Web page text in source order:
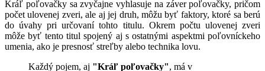
Kráľ poľovačky sa zvyčajne vyhlasuje na záver poľovačky, pričom
počet ulovenej zveri, ale aj jej druh, môžu byť faktory, ktoré sa berú
do úvahy pri určovaní tohto titulu. Okrem počtu ulovenej zveri
môže byť tento titul spojený aj s ostatnými aspektmi poľovníckeho
umenia, ako je presnosť streľby alebo technika lovu.
Každý pojem, aj "Kráľ poľovačky", má v